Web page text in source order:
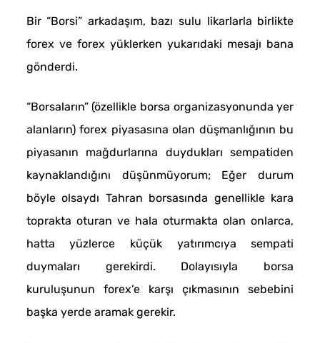
Bir “Borsi” arkadaşım, bazı sulu likarlarla birlikte
forex ve forex yüklerken yukarıdaki mesajı bana
gönderdi.
“Borsaların” (özellikle borsa organizasyonunda yer
alanların) forex piyasasına olan düşmanlığının bu
piyasanın mağdurlarına duydukları sempatiden
kaynaklandığını düşünmüyorum; Eğer durum
böyle olsaydı Tahran borsasında genellikle kara
toprakta oturan ve hala oturmakta olan onlarca,
hatta yüzlerce küçük yatırımcıya sempati
duymaları gerekirdi. Dolayısıyla borsa
kuruluşunun forex’e karşı çıkmasının sebebini
başka yerde aramak gerekir.